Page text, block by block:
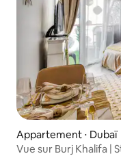
Appartement ⋅ Dubaï
Vue sur Burj Khalifa |